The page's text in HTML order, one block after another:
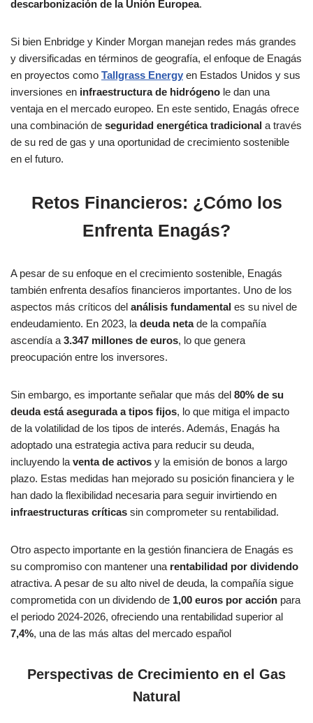
descarbonización de la Unión Europea.
Si bien Enbridge y Kinder Morgan manejan redes más grandes
y diversificadas en términos de geografía, el enfoque de Enagás
en proyectos como Tallgrass Energy en Estados Unidos y sus
inversiones en infraestructura de hidrógeno le dan una
ventaja en el mercado europeo. En este sentido, Enagás ofrece
una combinación de seguridad energética tradicional a través
de su red de gas y una oportunidad de crecimiento sostenible
en el futuro.
Retos Financieros: ¿Cómo los
Enfrenta Enagás?
A pesar de su enfoque en el crecimiento sostenible, Enagás
también enfrenta desafíos financieros importantes. Uno de los
aspectos más críticos del análisis fundamental es su nivel de
endeudamiento. En 2023, la deuda netade la compañía
ascendía a 3.347 millones de euros, lo que genera
preocupación entre los inversores.
Sin embargo, es importante señalar que más del 80% de su
deuda está asegurada a tipos fijos, lo que mitiga el impacto
de la volatilidad de los tipos de interés. Además, Enagás ha
adoptado una estrategia activa para reducir su deuda,
incluyendo la venta de activos y la emisión de bonos a largo
plazo. Estas medidas han mejorado su posición financiera y le
han dado la flexibilidad necesaria para seguir invirtiendo en
infraestructuras críticas sin comprometer su rentabilidad.
Otro aspecto importante en la gestión financiera de Enagás es
su compromiso con mantener una rentabilidad por dividendo
atractiva. A pesar de su alto nivel de deuda, la compañía sigue
comprometida con un dividendo de 1,00 euros por acción para
el periodo 2024-2026, ofreciendo una rentabilidad superior al
7,4%, una de las más altas del mercado español
Perspectivas de Crecimiento en el Gas
Natural